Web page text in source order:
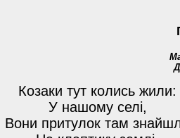
Козаки тут колись жили:
У нашому селі,
Вони притулок там